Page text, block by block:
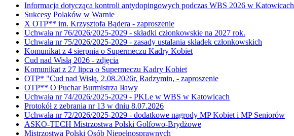
Informacja dotycząca kontroli antydopingowych podczas WBS 2026 w Katowicach
Sukcesy Polaków w Warnie
X OTP** im. Krzysztofa Bądera - zaproszenie
Uchwała nr 76/2026/2025-2029 - składki członkowskie na 2027 rok.
Uchwała nr 75/2026/2025-2029 - zasady ustalania składek członkowskich
Komunikat z 4 sierpnia o Supermeczu Kadry Kobiet
Cud nad Wisłą 2026 - zdjęcia
Komunikat z 27 lipca o Supermeczu Kadry Kobiet
OTP* "Cud nad Wisłą, 2.08.2026r, Radzymin, - zaproszenie
OTP** O Puchar Burmistrza Iławy
Uchwała nr 74/2026/2025-2029 - PKLe w WBS w Katowicach
Protokół z zebrania nr 13 w dniu 8.07.2026
Uchwała nr 72/2026/2025-2029 - dodatkowe nagrody MP Kobiet i MP Seniorów
ASKO-TECH Mistrzostwa Polski Golfowo-Brydżowe
Mistrzostwa Polski Osób Niepełnosprawnych